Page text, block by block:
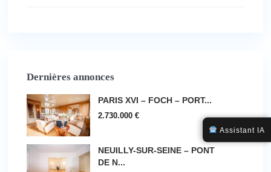
Dernières annonces
PARIS XVI – FOCH – PORT...
2.730.000 €
NEUILLY-SUR-SEINE – PONT
DE N...
Assistant IA